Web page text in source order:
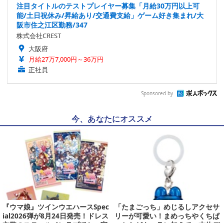
注目タイトルのテストプレイヤー募集「月給30万円以上可
能/土日祝休み/昇給あり/交通費支給」ゲーム好き集まれ/大
阪市住之江区勤務/347
株式会社CREST
大阪府
月給27万7,000円～36万円
正社員
Sponsored by
今、あなたにオススメ
『ウマ娘』ツインウエハースSpec
ial2026弾が8月24日発売！ドレス
「たまごっち」めじるしアクセサ
リーが可愛い！まめっちやくちぱ